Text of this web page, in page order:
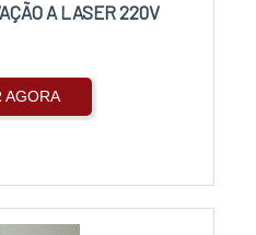
A LASER 220V
AGORA